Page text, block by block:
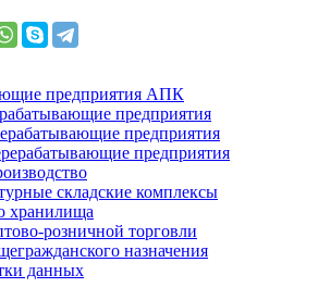
предприятия АПК
предприятия
предприятия
предприятия
складские комплексы
хранилища
розничной торговли
назначения
данных